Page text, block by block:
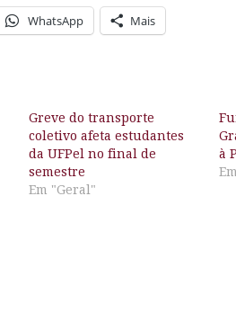
WhatsApp Mais
Greve do transporte
coletivo afeta estudantes
da UFPel no final de
semestre
Em "Geral"
à